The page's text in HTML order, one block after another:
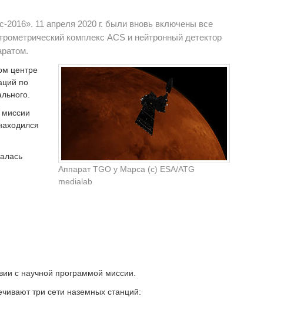
11 апреля 2020 г. были вновь включены все
комплекс ACS и нейтронный детектор
Аппарат TGO у Марса (c) ESA/ATG
medialab
центре
по
с научной программой миссии.
три сети наземных станций: